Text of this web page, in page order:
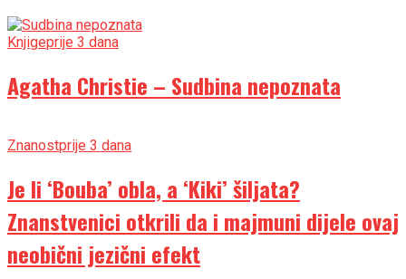
Knjigeprije 3 dana
Agatha Christie – Sudbina nepoznata
Znanostprije 3 dana
Je li ‘Bouba’ obla, a ‘Kiki’ šiljata?
Znanstvenici otkrili da i majmuni dijele ovaj
neobični jezični efekt